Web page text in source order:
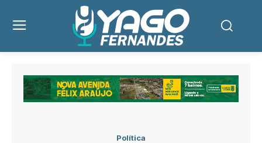
Política